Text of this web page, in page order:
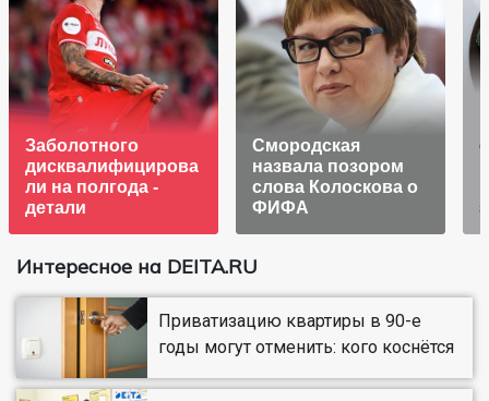
Заболотного
дисквалифицирова
ли на полгода -
детали
Смородская
назвала позором
слова Колоскова о
ФИФА
Интересное на DEITA.RU
Приватизацию квартиры в 90-е
годы могут отменить: кого коснётся